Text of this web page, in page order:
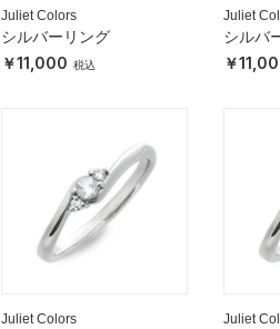
Juliet Colors
シルバーリング
11,000
Juliet
シルバ
Juliet Colors Juliet